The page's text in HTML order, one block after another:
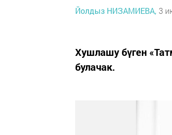
Йолдыз НИЗАМИЕВА, 3
Хушлашу бүген
булачак.